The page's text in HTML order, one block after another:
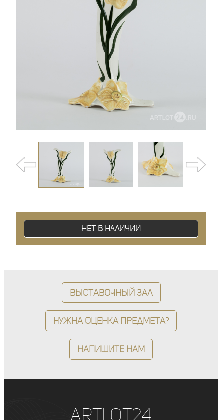
Нет в наличии
Выставочный зал
Нужна оценка предмета?
Напишите нам
ArtLot24